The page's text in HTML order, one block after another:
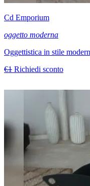
Cd Emporium
oggetto moderna
Oggettistica in stile
€1 Richiedi sconto